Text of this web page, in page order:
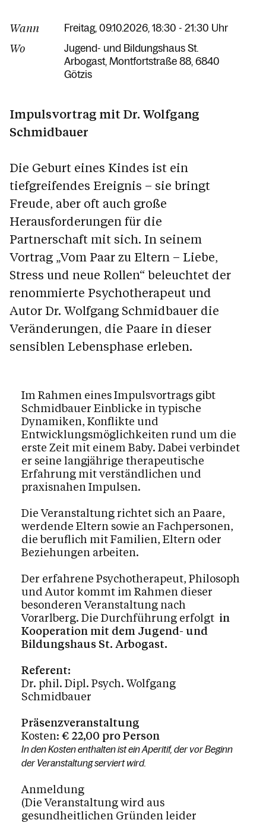
Wann Freitag, 09.10.2026, 18:30 - 21:30 Uhr
Wo
Jugend- und Bildungshaus St.
Arbogast Montfortstraße 88 6840
Götzis
Impulsvortrag mit Dr. Wolfgang
Schmidbauer
Die Geburt eines Kindes ist ein
tiefgreifendes Ereignis – sie bringt
Freude, aber oft auch große
Herausforderungen für die
Partnerschaft mit sich. In seinem
Vortrag „Vom Paar zu Eltern – Liebe,
Stress und neue Rollen“ beleuchtet der
renommierte Psychotherapeut und
Autor Dr. Wolfgang Schmidbauer die
Veränderungen, die Paare in dieser
sensiblen Lebensphase erleben.
Im Rahmen eines Impulsvortrags gibt
Schmidbauer Einblicke in typische
Dynamiken, Konflikte und
Entwicklungsmöglichkeiten rund um die
erste Zeit mit einem Baby. Dabei verbindet
er seine langjährige therapeutische
Erfahrung mit verständlichen und
praxisnahen Impulsen.
Die Veranstaltung richtet sich an Paare,
werdende Eltern sowie an Fachpersonen,
die beruflich mit Familien, Eltern oder
Beziehungen arbeiten.
Der erfahrene Psychotherapeut, Philosoph
und Autor kommt im Rahmen dieser
besonderen Veranstaltung nach
Vorarlberg. Die Durchführung erfolgt in
Kooperation mit dem Jugend- und
Bildungshaus St. Arbogast.
Referent:
Dr. phil. Dipl. Psych. Wolfgang
Schmidbauer
Präsenzveranstaltung
Kosten: € 22,00 pro Person
In den Kosten enthalten ist ein Aperitif, der vor Beginn
der Veranstaltung serviert wird.
Anmeldung
(Die Veranstaltung wird aus
gesundheitlichen Gründen leider